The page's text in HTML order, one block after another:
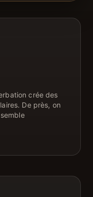
crée des
De près, on